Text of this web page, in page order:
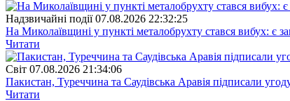
Надзвичайні події 07.08.2026 22:32:25
На Миколаївщині у пункті металобрухту стався вибух: є
Читати
Свiт 07.08.2026 21:34:06
Пакистан, Туреччина та Саудівська Аравія підписали
Читати